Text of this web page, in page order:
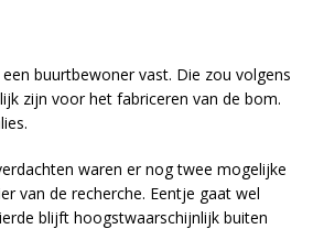
buurtbewoner vast. Die zou volgens
zijn voor het fabriceren van de bom.
waren er nog twee mogelijke
van de recherche. Eentje gaat wel
blijft hoogstwaarschijnlijk buiten